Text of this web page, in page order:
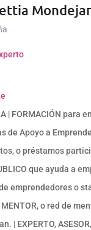
| FORMACIÓN para
de Apoyo a
o préstamos
que ayuda a
emprendedores o
o red de
| EXPERTO,